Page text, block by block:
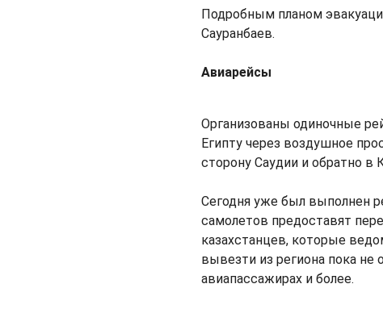
Подробным планом
Сауранбаев.
Авиарейсы
Организованы одиночные
Египту через воздушное
сторону Саудии и обратно в
Сегодня уже был выполнен
самолетов предоставят
казахстанцев, которые
вывезти из региона пока
авиапассажирах и более.